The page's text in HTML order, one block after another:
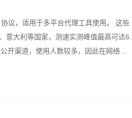
议，适用于多平台代理工具使用。 这些
意大利等国家，测速实测峰值最高可达6.
开渠道，使用人数较多，因此在网络高